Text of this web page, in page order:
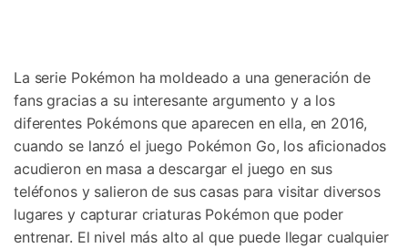
Protección del Móvil
Encuentra Más Soluciones
La serie Pokémon ha moldeado a una generación de
fans gracias a su interesante argumento y a los
diferentes Pokémons que aparecen en ella, en 2016,
cuando se lanzó el juego Pokémon Go, los aficionados
acudieron en masa a descargar el juego en sus
teléfonos y salieron de sus casas para visitar diversos
lugares y capturar criaturas Pokémon que poder
entrenar. El nivel más alto al que puede llegar cualquier